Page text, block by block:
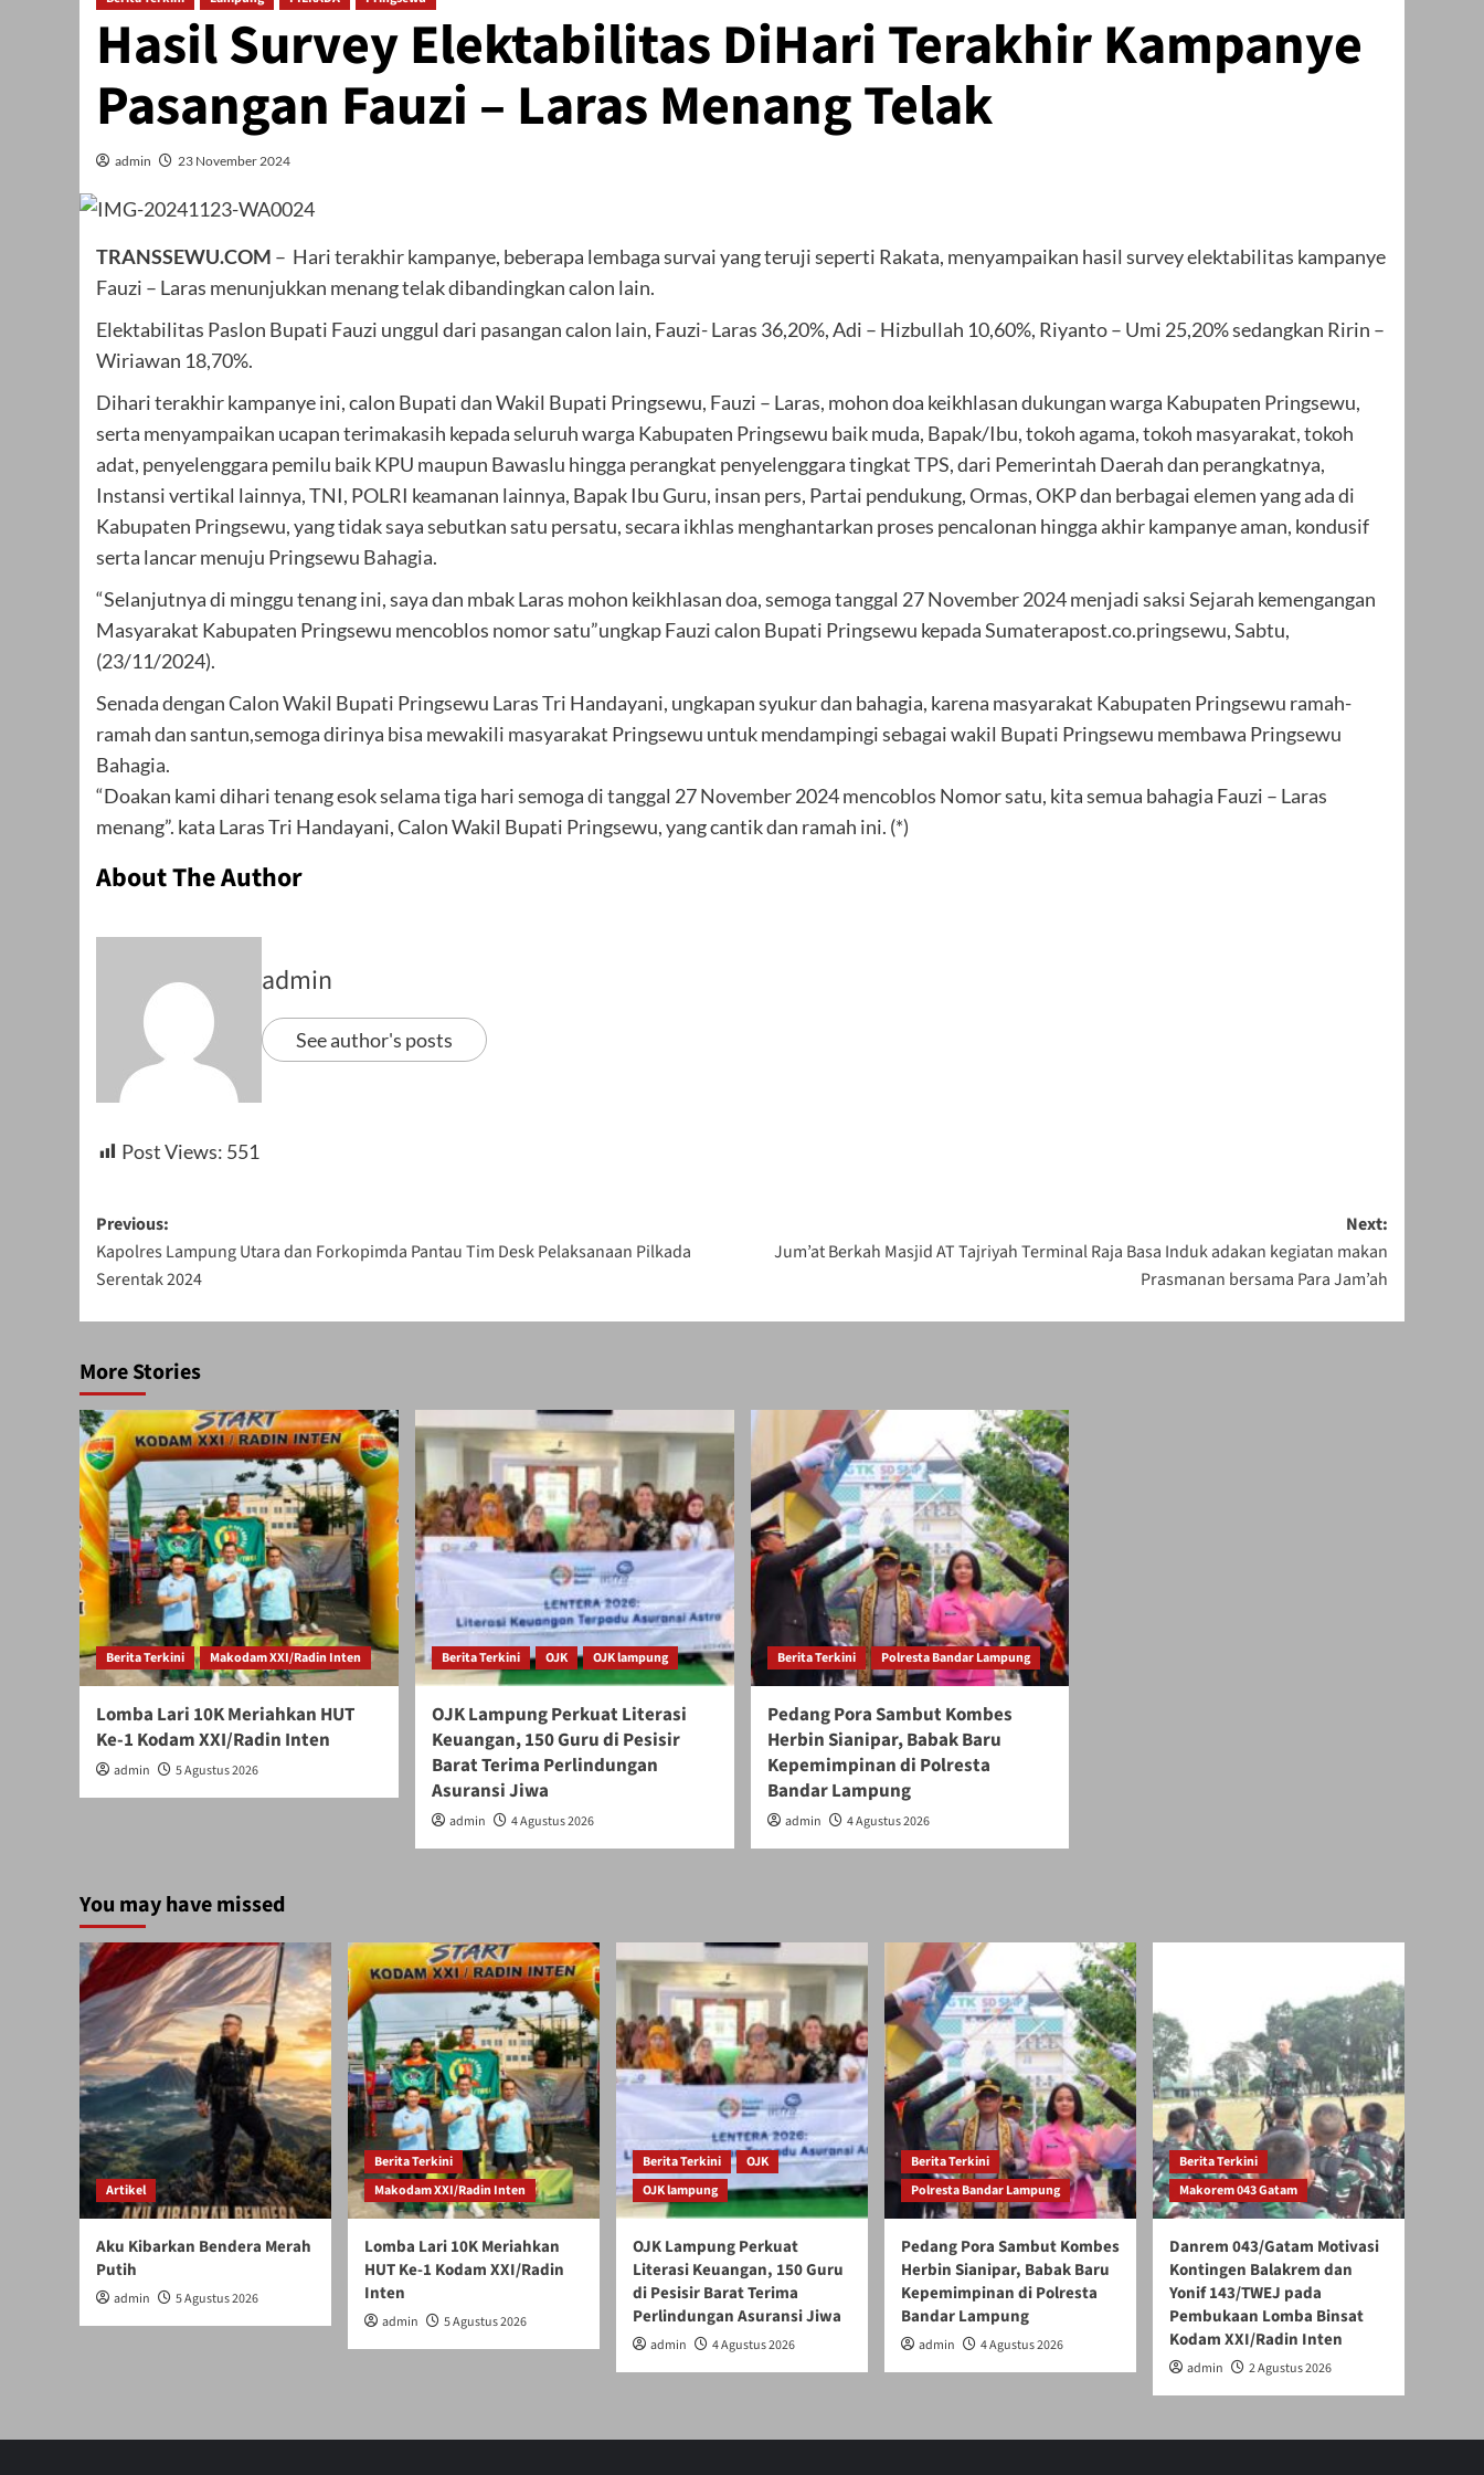
Hasil Survey Elektabilitas DiHari Terakhir Kampanye
Pasangan Fauzi – Laras Menang Telak
admin 23 November 2024
TRANSSEWU.COM – Hari terakhir kampanye, beberapa lembaga survai yang teruji seperti Rakata, menyampaikan hasil survey elektabilitas kampanye
Fauzi – Laras menunjukkan menang telak dibandingkan calon lain.
Elektabilitas Paslon Bupati Fauzi unggul dari pasangan calon lain, Fauzi- Laras 36,20%, Adi – Hizbullah 10,60%, Riyanto – Umi 25,20% sedangkan Ririn –
Wiriawan 18,70%.
Dihari terakhir kampanye ini, calon Bupati dan Wakil Bupati Pringsewu, Fauzi – Laras, mohon doa keikhlasan dukungan warga Kabupaten Pringsewu,
serta menyampaikan ucapan terimakasih kepada seluruh warga Kabupaten Pringsewu baik muda, Bapak/Ibu, tokoh agama, tokoh masyarakat, tokoh
adat, penyelenggara pemilu baik KPU maupun Bawaslu hingga perangkat penyelenggara tingkat TPS, dari Pemerintah Daerah dan perangkatnya,
Instansi vertikal lainnya, TNI, POLRI keamanan lainnya, Bapak Ibu Guru, insan pers, Partai pendukung, Ormas, OKP dan berbagai elemen yang ada di
Kabupaten Pringsewu, yang tidak saya sebutkan satu persatu, secara ikhlas menghantarkan proses pencalonan hingga akhir kampanye aman, kondusif
serta lancar menuju Pringsewu Bahagia.
“Selanjutnya di minggu tenang ini, saya dan mbak Laras mohon keikhlasan doa, semoga tanggal 27 November 2024 menjadi saksi Sejarah kemengangan
Masyarakat Kabupaten Pringsewu mencoblos nomor satu”ungkap Fauzi calon Bupati Pringsewu kepada Sumaterapost.co.pringsewu, Sabtu,
(23/11/2024).
Senada dengan Calon Wakil Bupati Pringsewu Laras Tri Handayani, ungkapan syukur dan bahagia, karena masyarakat Kabupaten Pringsewu ramah-
ramah dan santun,semoga dirinya bisa mewakili masyarakat Pringsewu untuk mendampingi sebagai wakil Bupati Pringsewu membawa Pringsewu
Bahagia.
“Doakan kami dihari tenang esok selama tiga hari semoga di tanggal 27 November 2024 mencoblos Nomor satu, kita semua bahagia Fauzi – Laras
menang”. kata Laras Tri Handayani, Calon Wakil Bupati Pringsewu, yang cantik dan ramah ini. (*)
About The Author
admin
See author's posts
Post Views: 551
Post
navigation
Previous:
Kapolres Lampung Utara dan Forkopimda Pantau Tim Desk Pelaksanaan Pilkada
Serentak 2024
Next:
Jum’at Berkah Masjid AT Tajriyah Terminal Raja Basa Induk adakan kegiatan makan
Prasmanan bersama Para Jam’ah
More Stories
Berita Terkini Makodam XXI/Radin Inten
Lomba Lari 10K Meriahkan HUT
Ke-1 Kodam XXI/Radin Inten
admin 5 Agustus 2026
Berita Terkini OJK OJK lampung
OJK Lampung Perkuat Literasi
Keuangan, 150 Guru di Pesisir
Barat Terima Perlindungan
Asuransi Jiwa
admin 4 Agustus 2026
Berita Terkini Polresta Bandar Lampung
Pedang Pora Sambut Kombes
Herbin Sianipar, Babak Baru
Kepemimpinan di Polresta
Bandar Lampung
admin 4 Agustus 2026
You may have missed
Artikel
Aku Kibarkan Bendera Merah
Putih
admin 5 Agustus 2026
Berita Terkini
Makodam XXI/Radin Inten
Lomba Lari 10K Meriahkan
HUT Ke-1 Kodam XXI/Radin
Inten
admin 5 Agustus 2026
Berita Terkini
OJK
OJK lampung
OJK Lampung Perkuat
Literasi Keuangan, 150 Guru
di Pesisir Barat Terima
Perlindungan Asuransi Jiwa
admin 4 Agustus 2026
Berita Terkini
Polresta Bandar Lampung
Pedang Pora Sambut Kombes
Herbin Sianipar, Babak Baru
Kepemimpinan di Polresta
Bandar Lampung
admin 4 Agustus 2026
Berita Terkini
Makorem 043 Gatam
Danrem 043/Gatam Motivasi
Kontingen Balakrem dan
Yonif 143/TWEJ pada
Pembukaan Lomba Binsat
Kodam XXI/Radin Inten
admin 2 Agustus 2026